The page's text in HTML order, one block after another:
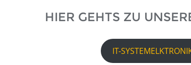
HIER GEHTS ZU
IT-